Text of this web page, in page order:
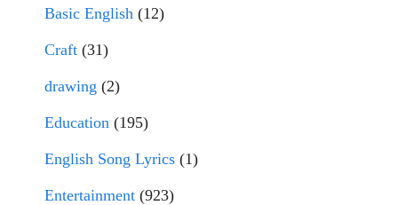
Basic English (12)
Craft (31)
drawing (2)
Education (195)
English Song Lyrics (1)
Entertainment (923)